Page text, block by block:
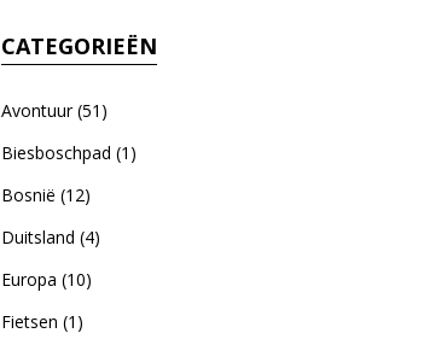
CATEGORIEËN
Avontuur(51)
Biesboschpad (1)
Bosnië (12)
Duitsland (4)
Europa (10)
Fietsen (1)